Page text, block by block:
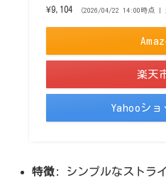
¥9,104 （2026/04/22 14:00時点 |
楽天
Yahooショ
特徴: シンプルなストラ